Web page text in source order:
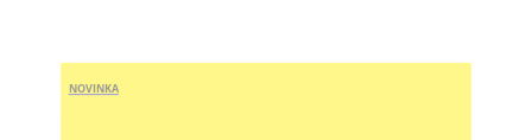
NOVINKA